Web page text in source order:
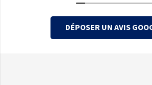
DÉPOSER UN AVIS